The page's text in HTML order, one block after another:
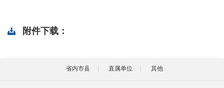
附件下载：
省内市县 直属单位 其他